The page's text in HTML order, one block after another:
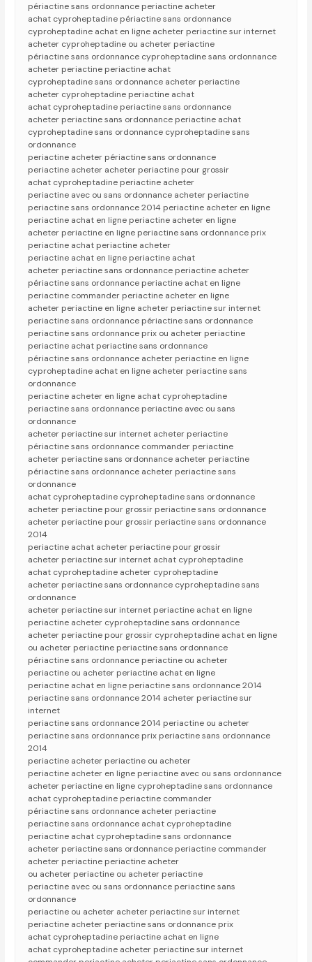
périactine sans ordonnance periactine acheter
achat cyproheptadine périactine sans ordonnance
cyproheptadine achat en ligne acheter periactine sur internet
acheter cyproheptadine ou acheter periactine
périactine sans ordonnance cyproheptadine sans ordonnance
acheter periactine periactine achat
cyproheptadine sans ordonnance acheter periactine
acheter cyproheptadine periactine achat
achat cyproheptadine periactine sans ordonnance
acheter periactine sans ordonnance periactine achat
cyproheptadine sans ordonnance cyproheptadine sans
ordonnance
periactine acheter périactine sans ordonnance
periactine acheter acheter periactine pour grossir
achat cyproheptadine periactine acheter
periactine avec ou sans ordonnance acheter periactine
periactine sans ordonnance 2014 periactine acheter en ligne
periactine achat en ligne periactine acheter en ligne
acheter periactine en ligne periactine sans ordonnance prix
periactine achat periactine acheter
periactine achat en ligne periactine achat
acheter periactine sans ordonnance periactine acheter
périactine sans ordonnance periactine achat en ligne
periactine commander periactine acheter en ligne
acheter periactine en ligne acheter periactine sur internet
periactine sans ordonnance périactine sans ordonnance
periactine sans ordonnance prix ou acheter periactine
periactine achat periactine sans ordonnance
périactine sans ordonnance acheter periactine en ligne
cyproheptadine achat en ligne acheter periactine sans
ordonnance
periactine acheter en ligne achat cyproheptadine
periactine sans ordonnance periactine avec ou sans
ordonnance
acheter periactine sur internet acheter periactine
périactine sans ordonnance commander periactine
acheter periactine sans ordonnance acheter periactine
périactine sans ordonnance acheter periactine sans
ordonnance
achat cyproheptadine cyproheptadine sans ordonnance
acheter periactine pour grossir periactine sans ordonnance
acheter periactine pour grossir periactine sans ordonnance
2014
periactine achat acheter periactine pour grossir
acheter periactine sur internet achat cyproheptadine
achat cyproheptadine acheter cyproheptadine
acheter periactine sans ordonnance cyproheptadine sans
ordonnance
acheter periactine sur internet periactine achat en ligne
periactine acheter cyproheptadine sans ordonnance
acheter periactine pour grossir cyproheptadine achat en ligne
ou acheter periactine periactine sans ordonnance
périactine sans ordonnance periactine ou acheter
periactine ou acheter periactine achat en ligne
periactine achat en ligne periactine sans ordonnance 2014
periactine sans ordonnance 2014 acheter periactine sur
internet
periactine sans ordonnance 2014 periactine ou acheter
periactine sans ordonnance prix periactine sans ordonnance
2014
periactine acheter periactine ou acheter
periactine acheter en ligne periactine avec ou sans ordonnance
acheter periactine en ligne cyproheptadine sans ordonnance
achat cyproheptadine periactine commander
périactine sans ordonnance acheter periactine
periactine sans ordonnance achat cyproheptadine
periactine achat cyproheptadine sans ordonnance
acheter periactine sans ordonnance periactine commander
acheter periactine periactine acheter
ou acheter periactine ou acheter periactine
periactine avec ou sans ordonnance periactine sans
ordonnance
periactine ou acheter acheter periactine sur internet
periactine acheter periactine sans ordonnance prix
achat cyproheptadine periactine achat en ligne
achat cyproheptadine acheter periactine sur internet